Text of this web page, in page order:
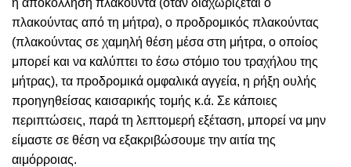
η αποκόλληση πλακούντα (όταν διαχωρίζεται ο
πλακούντας από τη μήτρα), ο προδρομικός πλακούντας
(πλακούντας σε χαμηλή θέση μέσα στη μήτρα, ο οποίος
μπορεί και να καλύπτει το έσω στόμιο του τραχήλου της
μήτρας), τα προδρομικά ομφαλικά αγγεία, η ρήξη ουλής
προηγηθείσας καισαρικής τομής κ.ά. Σε κάποιες
περιπτώσεις, παρά τη λεπτομερή εξέταση, μπορεί να μην
είμαστε σε θέση να εξακριβώσουμε την αιτία της
αιμόρροιας.